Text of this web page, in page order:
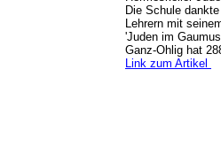
Die Schule
Lehrern mit
'Juden im
Ganz-Ohlig hat
Link zum Artikel